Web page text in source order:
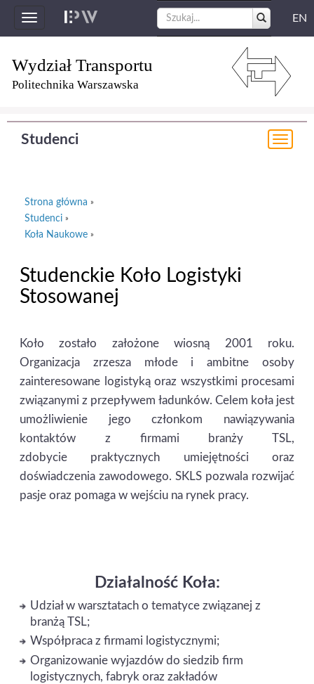
Toggle
navigation
EN
Wydział Transportu
Politechnika Warszawska
Studenci
Strona główna »
Studenci »
Koła Naukowe »
Studenckie Koło Logistyki
Stosowanej
Koło zostało założone wiosną 2001 roku.
Organizacja zrzesza młode i ambitne osoby
zainteresowane logistyką oraz wszystkimi procesami
związanymi z przepływem ładunków. Celem koła jest
umożliwienie jego członkom nawiązywania
kontaktów z firmami branży TSL,
zdobycie praktycznych umiejętności oraz
doświadczenia zawodowego. SKLS pozwala rozwijać
pasje oraz pomaga w wejściu na rynek pracy.
Działalność Koła:
Udział w warsztatach o tematyce związanej z
branżą TSL;
Współpraca z firmami logistycznymi;
Organizowanie wyjazdów do siedzib firm
logistycznych, fabryk oraz zakładów